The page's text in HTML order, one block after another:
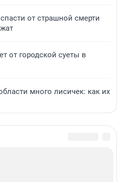
от страшной смерти
от городской суеты в
много лисичек: как их